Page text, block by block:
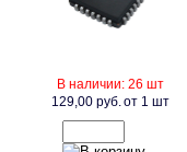
В наличии: 26 шт
129,00 руб.от 1 шт